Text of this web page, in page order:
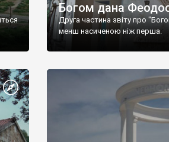
Богом дана
Друга частина звіту про
менш насиченою ніж перша.